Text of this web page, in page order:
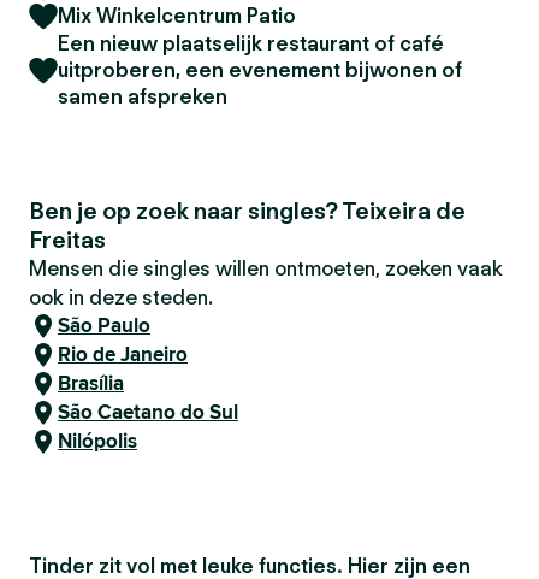
Mix Winkelcentrum Patio
Een nieuw plaatselijk restaurant of café
uitproberen, een evenement bijwonen of
samen afspreken
Ben je op zoek naar singles? Teixeira de
Freitas
Mensen die singles willen ontmoeten, zoeken vaak
ook in deze steden.
São Paulo
Rio de Janeiro
Brasília
São Caetano do Sul
Nilópolis
Tinder zit vol met leuke functies. Hier zijn een